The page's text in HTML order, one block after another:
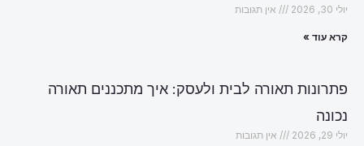
יולי 30, 2026 אין תגובות
קרא עוד »
פתרונות תאורה לבית ולעסק: איך מתכננים תאורה
נכונה
יולי 29, 2026 אין תגובות